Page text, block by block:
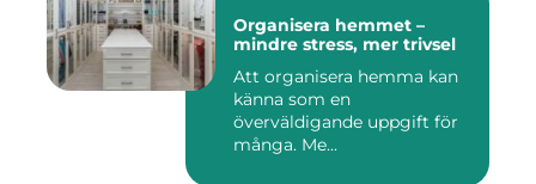
Organisera hemmet –
mindre stress, mer trivsel
Att organisera hemma kan
känna som en
överväldigande uppgift för
många. Me...